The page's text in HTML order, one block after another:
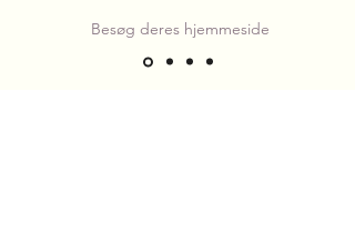
Besøg deres hjemmeside